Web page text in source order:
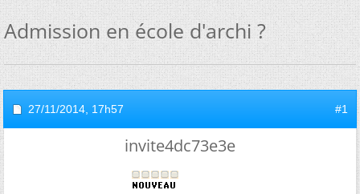
Admission en école d'archi ?
27/11/2014, 17h57 #1
invite4dc73e3e